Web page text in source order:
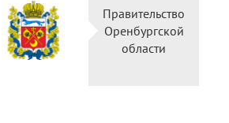
Правительство
Оренбургской
области